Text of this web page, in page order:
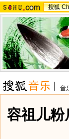
搜狐
音
容祖儿粉